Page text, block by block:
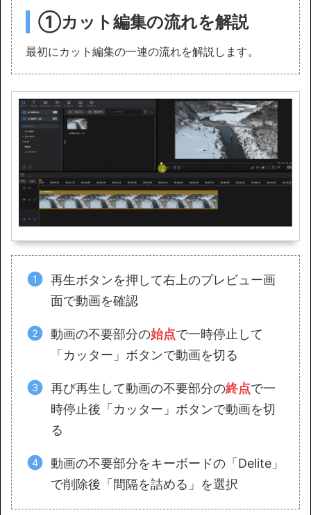
①カット編集の流れを解説
最初にカット編集の一連の流れを解説します。
再生ボタンを押して右上のプレビュー画
面で動画を確認
動画の不要部分の始点で一時停止して
「カッター」ボタンで動画を切る
再び再生して動画の不要部分の終点で一
時停止後「カッター」ボタンで動画を切
る
動画の不要部分をキーボードの「Delite」
で削除後「間隔を詰める」を選択